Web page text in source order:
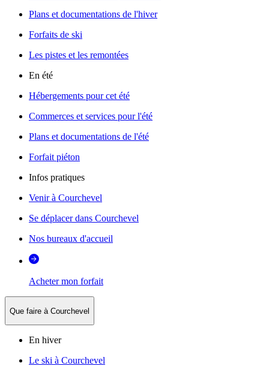
Plans et documentations de l'hiver
Forfaits de ski
Les pistes et les remontées
En été
Hébergements pour cet été
Commerces et services pour l'été
Plans et documentations de l'été
Forfait piéton
Infos pratiques
Venir à Courchevel
Se déplacer dans Courchevel
Nos bureaux d'accueil
Acheter mon forfait
Que faire à Courchevel
En hiver
Le ski à Courchevel